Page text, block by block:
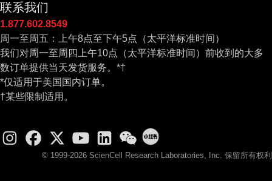
联系我们
1.877.602.8549
周一至周五：上午8点至下午5点（太平洋标准时间）
我们对周一至周四上午10点（太平洋标准时间）前收到的大多
数订单提供当天发货服务。*†
*仅适用于美国国内订单。
†某些限制适用。
© 1999-2026 ScienCell Research Laboratories, Inc. 保留所有权利